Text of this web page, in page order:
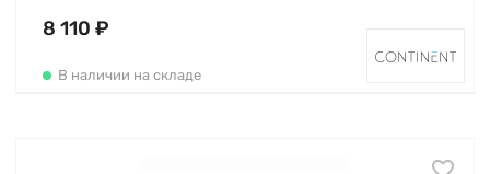
8 110 ₽
В наличии на складе